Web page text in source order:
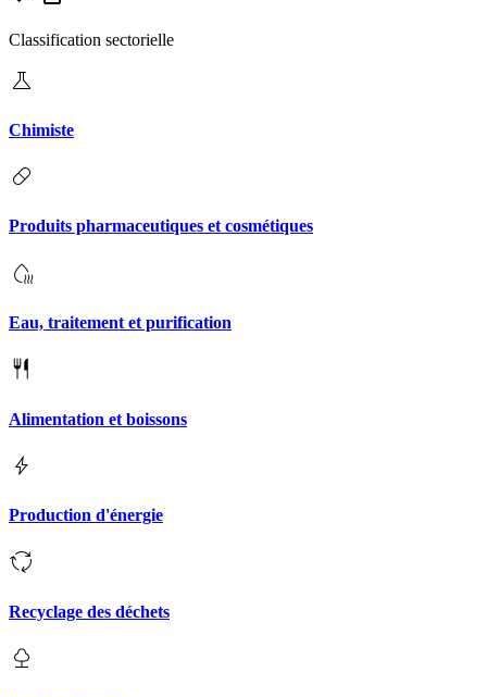
Classification sectorielle
Chimiste
Produits pharmaceutiques et cosmétiques
Eau, traitement et purification
Alimentation et boissons
Production d'énergie
Recyclage des déchets